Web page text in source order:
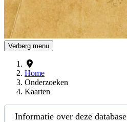
Verberg menu
Home
Onderzoeken
Kaarten
Informatie over deze database